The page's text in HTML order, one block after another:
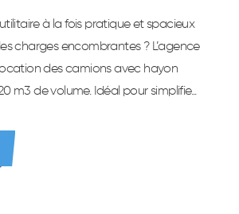
à la fois pratique et spacieux
charges encombrantes ? L’agence
des camions avec hayon
m3 de volume. Idéal pour simplifie...